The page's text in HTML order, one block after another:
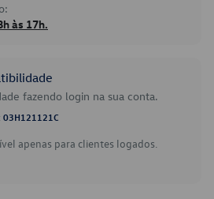
às 17h.
fazendo login na sua conta.
03H121121C
apenas para clientes logados.